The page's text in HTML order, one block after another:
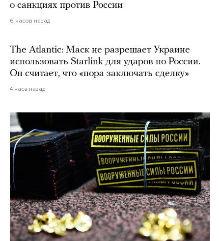
о санкциях против России
6 часов назад
The Atlantic: Маск не разрешает Украине
использовать Starlink для ударов по России.
Он считает, что «пора заключать сделку»
4 часа назад